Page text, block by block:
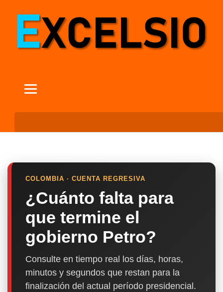
COLOMBIA · CUENTA REGRESIVA
¿Cuánto falta para
que termine el
gobierno Petro?
Consulte en tiempo real los días, horas,
minutos y segundos que restan para la
finalización del actual período presidencial.